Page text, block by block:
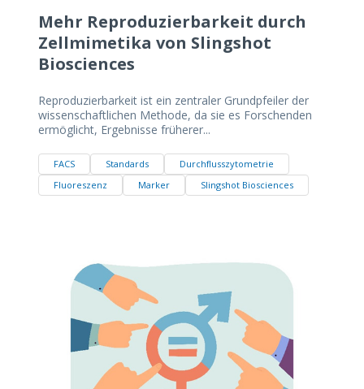
Mehr Reproduzierbarkeit durch
Zellmimetika von Slingshot
Biosciences
Reproduzierbarkeit ist ein zentraler Grundpfeiler der
wissenschaftlichen Methode, da sie es Forschenden
ermöglicht, Ergebnisse früherer...
FACS Standards
Durchflusszytometrie
Fluoreszenz
Marker Slingshot Biosciences